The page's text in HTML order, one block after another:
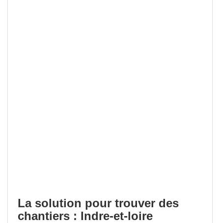
La solution pour trouver des
chantiers : Indre-et-loire